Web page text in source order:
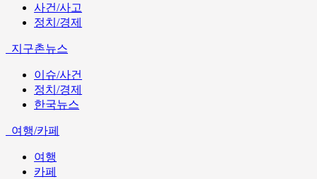
사건/사고
정치/경제
지구촌뉴스
이슈/사건
정치/경제
한국뉴스
여행/카페
여행
카페